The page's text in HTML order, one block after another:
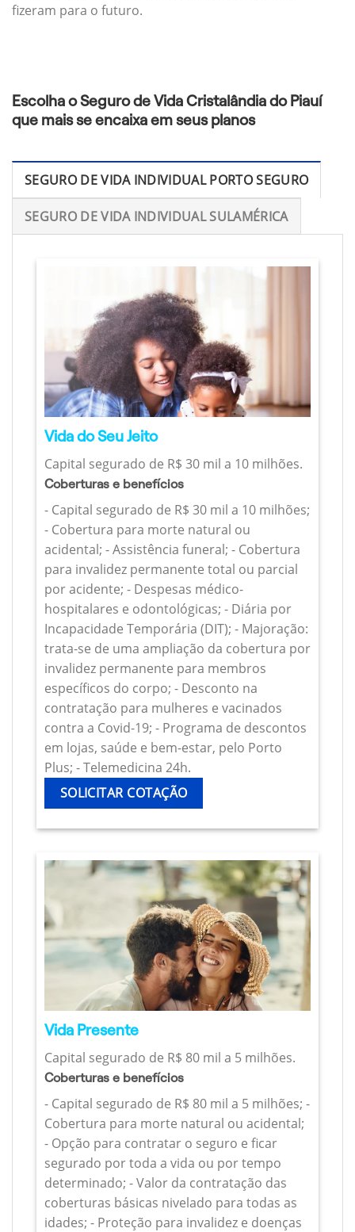
fizeram para o futuro.
Escolha o Seguro de Vida Cristalândia do Piauí
que mais se encaixa em seus planos
SEGURO DE VIDA INDIVIDUAL PORTO SEGURO
SEGURO DE VIDA INDIVIDUAL SULAMÉRICA
Vida do Seu Jeito
Capital segurado de R$ 30 mil a 10 milhões.
Coberturas e benefícios
- Capital segurado de R$ 30 mil a 10 milhões;
- Cobertura para morte natural ou
acidental; - Assistência funeral; - Cobertura
para invalidez permanente total ou parcial
por acidente; - Despesas médico-
hospitalares e odontológicas; - Diária por
Incapacidade Temporária (DIT); - Majoração:
trata-se de uma ampliação da cobertura por
invalidez permanente para membros
específicos do corpo; - Desconto na
contratação para mulheres e vacinados
contra a Covid-19; - Programa de descontos
em lojas, saúde e bem-estar, pelo Porto
Plus; - Telemedicina 24h.
SOLICITAR COTAÇÃO
Vida Presente
Capital segurado de R$ 80 mil a 5 milhões.
Coberturas e benefícios
- Capital segurado de R$ 80 mil a 5 milhões; -
Cobertura para morte natural ou acidental;
- Opção para contratar o seguro e ficar
segurado por toda a vida ou por tempo
determinado; - Valor da contratação das
coberturas básicas nivelado para todas as
idades; - Proteção para invalidez e doenças